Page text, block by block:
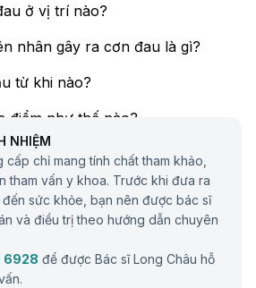
ở vị trí nào?
nhân gây ra cơn đau là gì?
từ khi nào?
điểm như thế nào?
nào khác không?
tra khớp để đánh giá mức độ
biên độ vận động. Bạn có thể
các xét nghiệm hình ảnh học
kiểm tra tổn thương ở cơ, xương
có thể yêu cầu
NHIỆM
chỉ mang tính chất tham khảo,
tham vấn y khoa. Trước khi đưa ra
sức khỏe, bạn nên được bác sĩ
và điều trị theo hướng dẫn chuyên
6928 để được Bác sĩ Long Châu hỗ